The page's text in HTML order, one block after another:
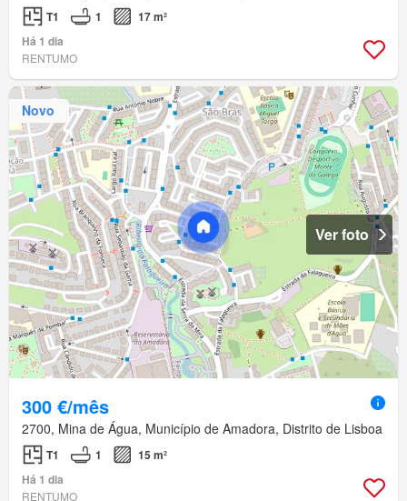
T1 1
17 m²
Há 1 dia
RENTUMO
Novo
Ver foto
300 €/mês
2700, Mina de Água, Município de Amadora, Distrito de Lisboa
T1 1
15 m²
Há 1 dia
RENTUMO